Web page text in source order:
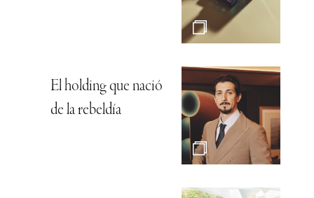
El holding que nació
de la rebeldía